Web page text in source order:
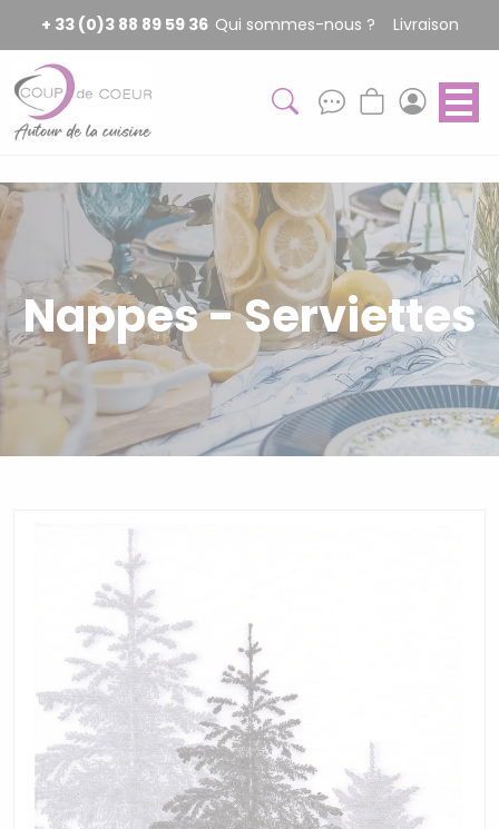
+ 33 (0)3 88 89 59 36 Qui sommes-nous ? Livraison
Nappes - Serviettes
Panneau de gestion des cookies